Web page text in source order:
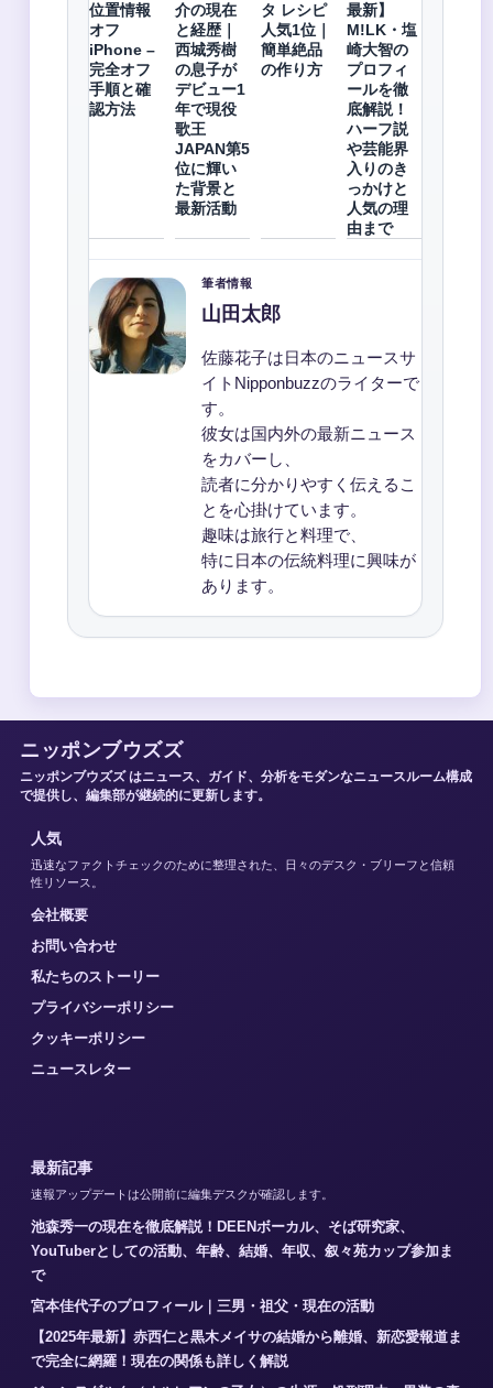
位置情報
オフ
iPhone –
完全オフ
手順と確
認方法
介の現在
と経歴｜
西城秀樹
の息子が
デビュー1
年で現役
歌王
JAPAN第5
位に輝い
た背景と
最新活動
タ レシピ
人気1位｜
簡単絶品
の作り方
最新】
M!LK・塩
崎大智の
プロフィ
ールを徹
底解説！
ハーフ説
や芸能界
入りのき
っかけと
人気の理
由まで
筆者情報
山田太郎
佐藤花子は日本のニュースサ
イトNipponbuzzのライターで
す。
彼女は国内外の最新ニュース
をカバーし、
読者に分かりやすく伝えるこ
とを心掛けています。
趣味は旅行と料理で、
特に日本の伝統料理に興味が
あります。
ニッポンブウズズ
ニッポンブウズズ はニュース、ガイド、分析をモダンなニュースルーム構成
で提供し、編集部が継続的に更新します。
人気
迅速なファクトチェックのために整理された、日々のデスク・ブリーフと信頼
性リソース。
会社概要
お問い合わせ
私たちのストーリー
プライバシーポリシー
クッキーポリシー
ニュースレター
最新記事
速報アップデートは公開前に編集デスクが確認します。
池森秀一の現在を徹底解説！DEENボーカル、そば研究家、
YouTuberとしての活動、年齢、結婚、年収、叙々苑カップ参加ま
で
宮本佳代子のプロフィール｜三男・祖父・現在の活動
【2025年最新】赤西仁と黒木メイサの結婚から離婚、新恋愛報道ま
で完全に網羅！現在の関係も詳しく解説